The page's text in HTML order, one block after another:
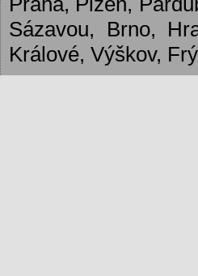
Sázavou, Brno,
Králové, Výškov,